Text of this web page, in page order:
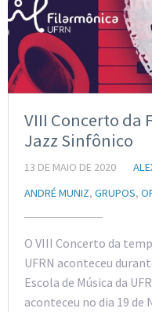
VIII Concerto da
Jazz Sinfônico
13 DE MAIO DE 2020
ANDRÉ MUNIZ, GRUPOS,
O VIII Concerto da
UFRN aconteceu
Escola de Música da
aconteceu no dia 19 de